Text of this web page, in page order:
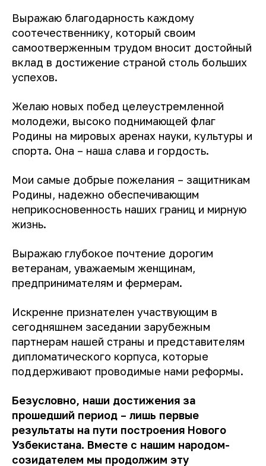
Выражаю благодарность каждому
соотечественнику, который своим
самоотверженным трудом вносит достойный
вклад в достижение страной столь больших
успехов.
Желаю новых побед целеустремленной
молодежи, высоко поднимающей флаг
Родины на мировых аренах науки, культуры и
спорта. Она – наша слава и гордость.
Мои самые добрые пожелания – защитникам
Родины, надежно обеспечивающим
неприкосновенность наших границ и мирную
жизнь.
Выражаю глубокое почтение дорогим
ветеранам, уважаемым женщинам,
предпринимателям и фермерам.
Искренне признателен участвующим в
сегодняшнем заседании зарубежным
партнерам нашей страны и представителям
дипломатического корпуса, которые
поддерживают проводимые нами реформы.
Безусловно, наши достижения за
прошедший период – лишь первые
результаты на пути построения Нового
Узбекистана. Вместе с нашим народом-
созидателем мы продолжим эту